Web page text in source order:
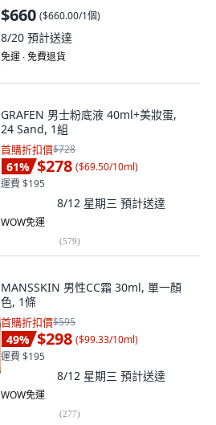
$660 ($660.00/1個)
8/20 預計送達
免運 ∙ 免費退貨
GRAFEN 男士粉底液 40ml+美妝蛋,
24 Sand, 1組
首購折扣價$728
61% $278 ($69.50/10ml)
運費 $195
8/12 星期三 預計送達
WOW免運
(579)
MANSSKIN 男性CC霜 30ml, 單一顏
色, 1條
首購折扣價$595
49% $298 ($99.33/10ml)
運費 $195
8/12 星期三 預計送達
WOW免運
(277)